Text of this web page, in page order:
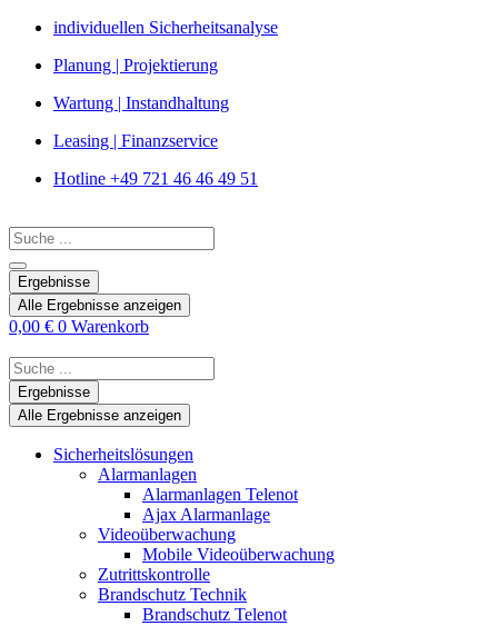
Zum
springen
individuellen Sicherheitsanalyse
Planung | Projektierung
Wartung | Instandhaltung
Leasing | Finanzservice
Hotline +49 721 46 46 49 51
Search
...
Ergebnisse
Alle Ergebnisse anzeigen
0,00 € 0 Warenkorb
Search
...Ergebnisse
Alle Ergebnisse anzeigen
Sicherheitslösungen
Alarmanlagen
Alarmanlagen Telenot
Ajax Alarmanlage
Videoüberwachung
Mobile Videoüberwachung
Zutrittskontrolle
Brandschutz Technik
Brandschutz Telenot